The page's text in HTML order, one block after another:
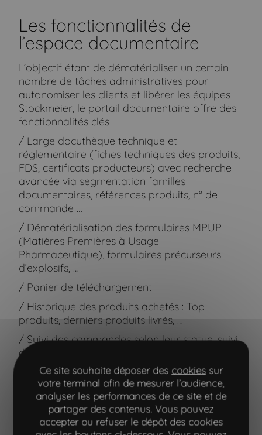
Les fonctionnalités de
l’espace documentaire
L’objectif étant de dématérialiser un certain
nombre de tâches administratives pour
autonomiser les clients et libérer les équipes
Stockmeier, le portail documentaire offre des
fonctionnalités clés
/ Large docuthèque technique et
réglementaire (fiches techniques des produits,
FDS, certificats producteurs) avec recherche
avancée via segmentation familles
documentaires, références produits, n° de
commande …
/ Dématérialisation des formulaires MPUP
(Matières Premières à Usage
Pharmaceutique), formulaires précurseurs
d’explosifs, …
/ Panier de téléchargement
/ Historique des produits achetés : Top
produits, derniers produits livrés, …
/ Suivi des commandes selon leur statue, suivi
des livraisons et incidents : saisies, expédiées
et facturées, livraison en cours, passées,
bloquées…
/ Accès à la facturation
/ Notifications : formulaires et informations à
compléter, retard de règlement, mise à jour
Ce site souhaite déposer des cookies sur
votre terminal afin de mesurer l’audience,
analyser les performances de ce site et de
partager des contenus. Vous pouvez
accepter ou refuser le dépôt des cookies